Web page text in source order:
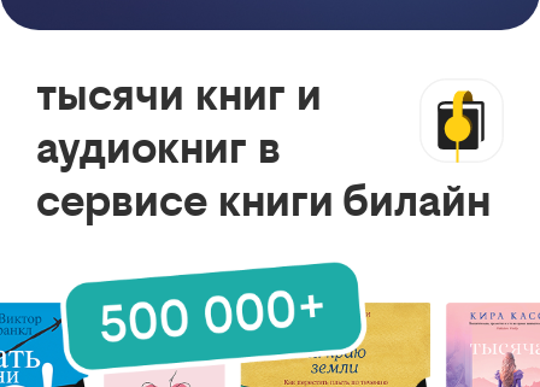
тысячи книг и
аудиокниг в
сервисе книги билайн